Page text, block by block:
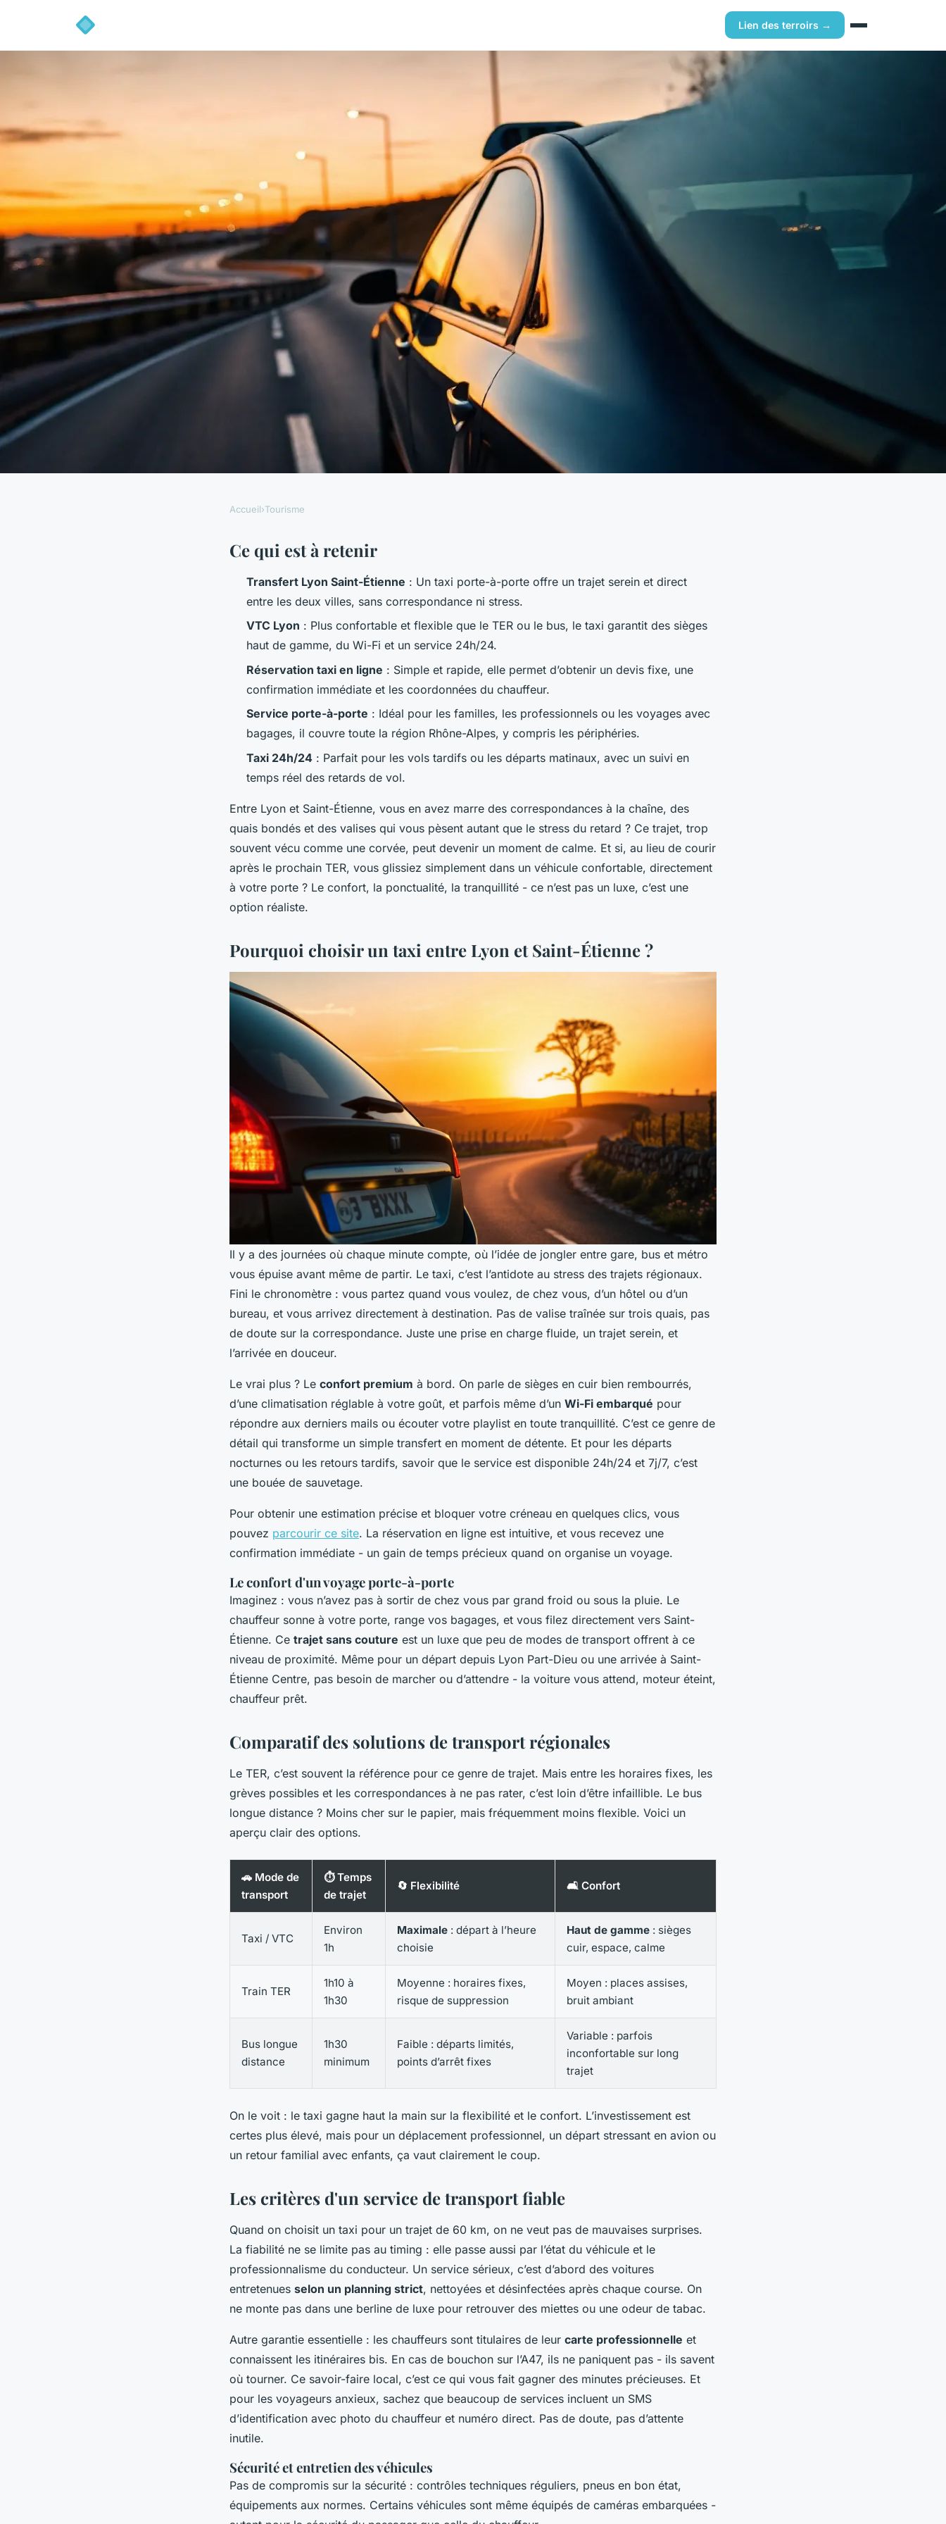
Lien des terroirs →
Services de taxi confortables entre
Lyon et Saint-Étienne 24/7
Accueil›Tourisme
Ce qui est à retenir
Transfert Lyon Saint-Étienne : Un taxi porte-à-porte offre un trajet serein et direct
entre les deux villes, sans correspondance ni stress.
VTC Lyon : Plus confortable et flexible que le TER ou le bus, le taxi garantit des sièges
haut de gamme, du Wi-Fi et un service 24h/24.
Réservation taxi en ligne : Simple et rapide, elle permet d’obtenir un devis fixe, une
confirmation immédiate et les coordonnées du chauffeur.
Service porte-à-porte : Idéal pour les familles, les professionnels ou les voyages avec
bagages, il couvre toute la région Rhône-Alpes, y compris les périphéries.
Taxi 24h/24 : Parfait pour les vols tardifs ou les départs matinaux, avec un suivi en
temps réel des retards de vol.
Entre Lyon et Saint-Étienne, vous en avez marre des correspondances à la chaîne, des
quais bondés et des valises qui vous pèsent autant que le stress du retard ? Ce trajet, trop
souvent vécu comme une corvée, peut devenir un moment de calme. Et si, au lieu de courir
après le prochain TER, vous glissiez simplement dans un véhicule confortable, directement
à votre porte ? Le confort, la ponctualité, la tranquillité - ce n’est pas un luxe, c’est une
option réaliste.
Pourquoi choisir un taxi entre Lyon et Saint-Étienne ?
Il y a des journées où chaque minute compte, où l’idée de jongler entre gare, bus et métro
vous épuise avant même de partir. Le taxi, c’est l’antidote au stress des trajets régionaux.
Fini le chronomètre : vous partez quand vous voulez, de chez vous, d’un hôtel ou d’un
bureau, et vous arrivez directement à destination. Pas de valise traînée sur trois quais, pas
de doute sur la correspondance. Juste une prise en charge fluide, un trajet serein, et
l’arrivée en douceur.
Le vrai plus ? Le confort premium à bord. On parle de sièges en cuir bien rembourrés,
d’une climatisation réglable à votre goût, et parfois même d’un Wi-Fi embarqué pour
répondre aux derniers mails ou écouter votre playlist en toute tranquillité. C’est ce genre de
détail qui transforme un simple transfert en moment de détente. Et pour les départs
nocturnes ou les retours tardifs, savoir que le service est disponible 24h/24 et 7j/7, c’est
une bouée de sauvetage.
Pour obtenir une estimation précise et bloquer votre créneau en quelques clics, vous
pouvez parcourir ce site. La réservation en ligne est intuitive, et vous recevez une
confirmation immédiate - un gain de temps précieux quand on organise un voyage.
Le confort d'un voyage porte-à-porte
Imaginez : vous n’avez pas à sortir de chez vous par grand froid ou sous la pluie. Le
chauffeur sonne à votre porte, range vos bagages, et vous filez directement vers Saint-
Étienne. Ce trajet sans couture est un luxe que peu de modes de transport offrent à ce
niveau de proximité. Même pour un départ depuis Lyon Part-Dieu ou une arrivée à Saint-
Étienne Centre, pas besoin de marcher ou d’attendre - la voiture vous attend, moteur éteint,
chauffeur prêt.
Comparatif des solutions de transport régionales
Le TER, c’est souvent la référence pour ce genre de trajet. Mais entre les horaires fixes, les
grèves possibles et les correspondances à ne pas rater, c’est loin d’être infaillible. Le bus
longue distance ? Moins cher sur le papier, mais fréquemment moins flexible. Voici un
aperçu clair des options.
🚗 Mode de
transport
⏱️ Temps
de trajet
🔄 Flexibilité 🛋️ Confort
Taxi / VTC
Environ
1h
Maximale : départ à l’heure
choisie
Haut de gamme : sièges
cuir, espace, calme
Train TER
1h10 à
1h30
Moyenne : horaires fixes,
risque de suppression
Moyen : places assises,
bruit ambiant
Bus longue
distance
1h30
minimum
Faible : départs limités,
points d’arrêt fixes
Variable : parfois
inconfortable sur long
trajet
On le voit : le taxi gagne haut la main sur la flexibilité et le confort. L’investissement est
certes plus élevé, mais pour un déplacement professionnel, un départ stressant en avion ou
un retour familial avec enfants, ça vaut clairement le coup.
Les critères d'un service de transport fiable
Quand on choisit un taxi pour un trajet de 60 km, on ne veut pas de mauvaises surprises.
La fiabilité ne se limite pas au timing : elle passe aussi par l’état du véhicule et le
professionnalisme du conducteur. Un service sérieux, c’est d’abord des voitures
entretenues selon un planning strict, nettoyées et désinfectées après chaque course. On
ne monte pas dans une berline de luxe pour retrouver des miettes ou une odeur de tabac.
Autre garantie essentielle : les chauffeurs sont titulaires de leur carte professionnelle et
connaissent les itinéraires bis. En cas de bouchon sur l’A47, ils ne paniquent pas - ils savent
où tourner. Ce savoir-faire local, c’est ce qui vous fait gagner des minutes précieuses. Et
pour les voyageurs anxieux, sachez que beaucoup de services incluent un SMS
d’identification avec photo du chauffeur et numéro direct. Pas de doute, pas d’attente
inutile.
Sécurité et entretien des véhicules
Pas de compromis sur la sécurité : contrôles techniques réguliers, pneus en bon état,
équipements aux normes. Certains véhicules sont même équipés de caméras embarquées -